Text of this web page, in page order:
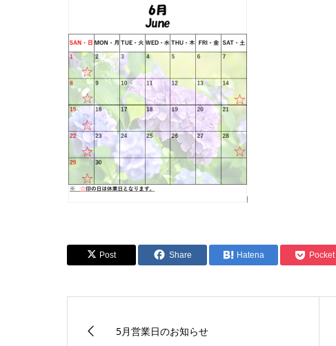
Post Share Hatena Pocket
5月営業日のお知らせ